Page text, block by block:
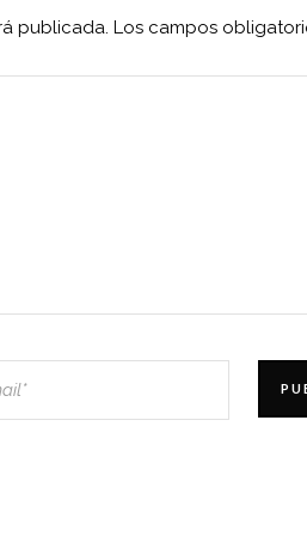
publicada. Los campos